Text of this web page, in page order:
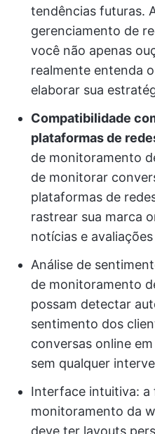
tendências futuras.
gerenciamento de
você não apenas
realmente entenda
elaborar sua
Compatibilidade
plataformas de
de monitoramento
de monitorar
plataformas de
rastrear sua marca
notícias e
Análise de
de monitoramento
possam detectar
sentimento dos
conversas online
sem qualquer
Interface intuitiva: a
monitoramento da
deve ter layouts